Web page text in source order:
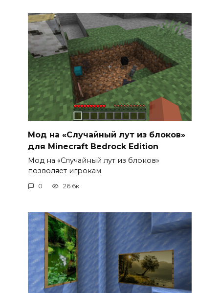
Мод на «Случайный лут из блоков»
для Minecraft Bedrock Edition
Мод на «Случайный лут из блоков»
позволяет игрокам
0 26.6к.